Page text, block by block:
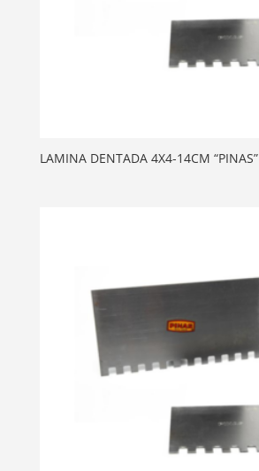
LAMINA DENTADA 4X4-14CM “PINAS”